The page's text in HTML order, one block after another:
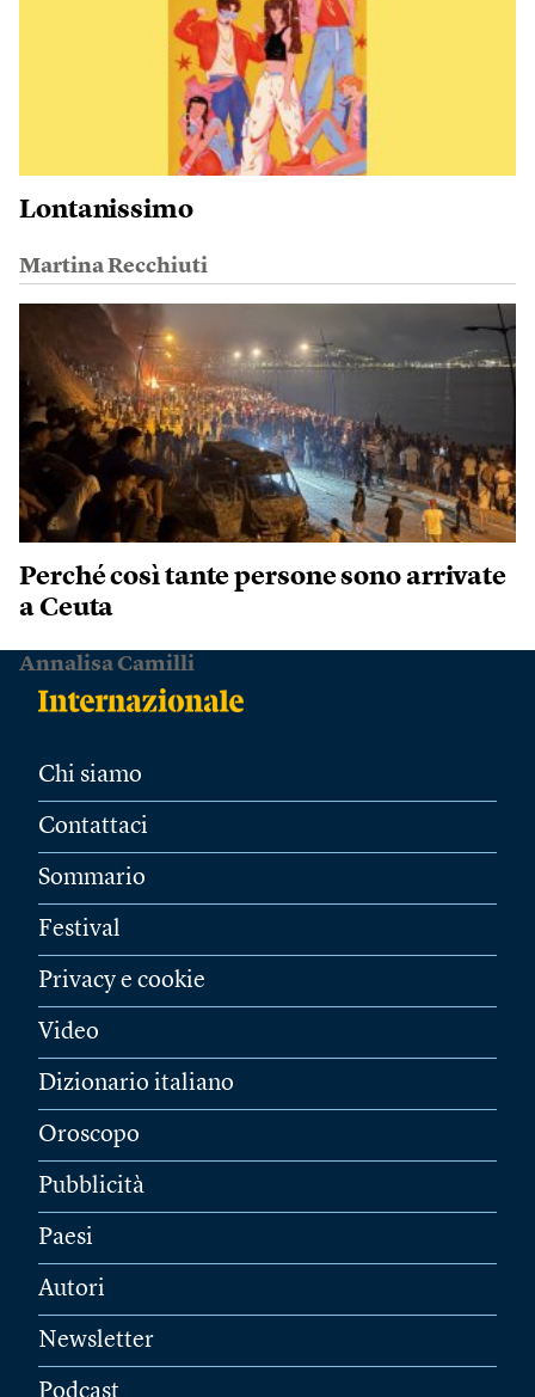
Lontanissimo
Martina Recchiuti
Perché così tante persone sono arrivate
a Ceuta
Annalisa Camilli
Chi siamo
Contattaci
Sommario
Festival
Privacy e cookie
Video
Dizionario italiano
Oroscopo
Pubblicità
Paesi
Autori
Newsletter
Podcast